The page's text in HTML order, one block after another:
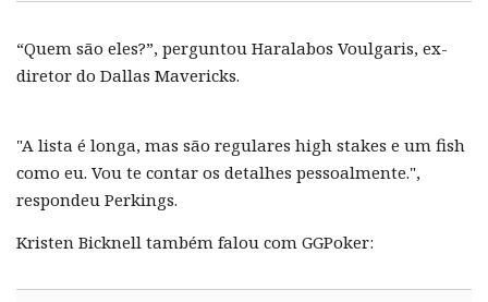
“Quem são eles?”, perguntou Haralabos Voulgaris, ex-
diretor do Dallas Mavericks.
"A lista é longa, mas são regulares high stakes e um fish
como eu. Vou te contar os detalhes pessoalmente.",
respondeu Perkings.
Kristen Bicknell também falou com GGPoker: